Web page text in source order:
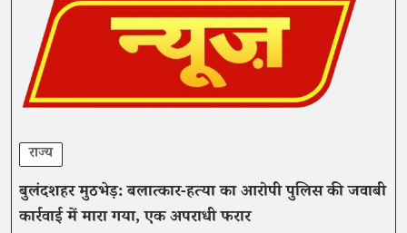
राज्य
बुलंदशहर मुठभेड़: बलात्कार-हत्या का आरोपी पुलिस की जवाबी
कार्रवाई में मारा गया, एक अपराधी फरार